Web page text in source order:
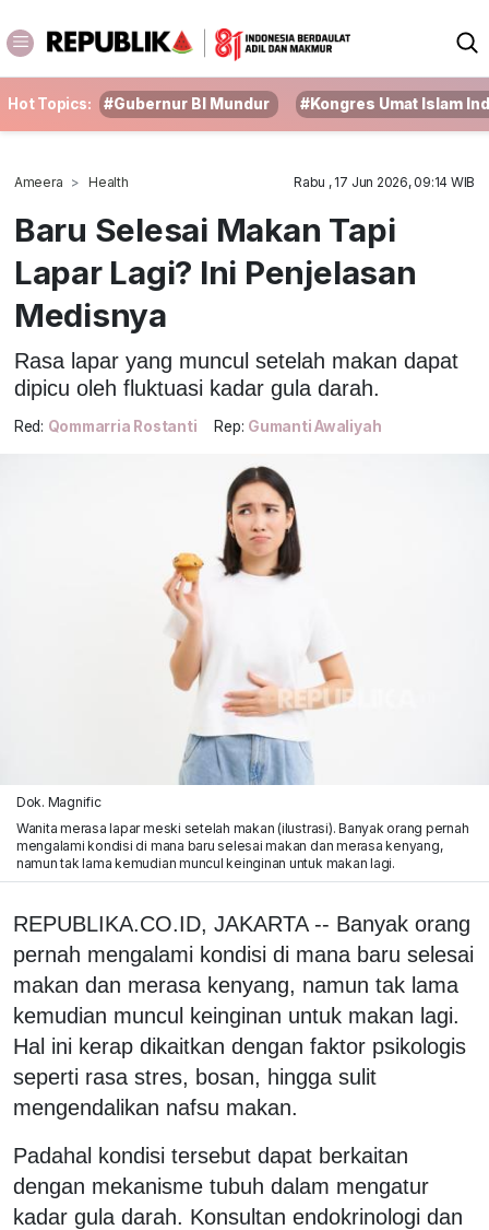
Hot Topics: #Gubernur BI Mundur #Kongres Umat Islam
Ameera Health Rabu , 17 Jun 2026, 09:14 WIB
Baru Selesai Makan Tapi
Lapar Lagi? Ini Penjelasan
Medisnya
Rasa lapar yang muncul setelah makan dapat
dipicu oleh fluktuasi kadar gula darah.
Red: Qommarria Rostanti Rep: Gumanti Awaliyah
Dok. Magnific
Wanita merasa lapar meski setelah makan (ilustrasi). Banyak orang pernah
mengalami kondisi di mana baru selesai makan dan merasa kenyang,
namun tak lama kemudian muncul keinginan untuk makan lagi.
REPUBLIKA.CO.ID, JAKARTA -- Banyak orang
pernah mengalami kondisi di mana baru selesai
makan dan merasa kenyang, namun tak lama
kemudian muncul keinginan untuk makan lagi.
Hal ini kerap dikaitkan dengan faktor psikologis
seperti rasa stres, bosan, hingga sulit
mengendalikan nafsu makan.
Padahal kondisi tersebut dapat berkaitan
dengan mekanisme tubuh dalam mengatur
kadar gula darah. Konsultan endokrinologi dan